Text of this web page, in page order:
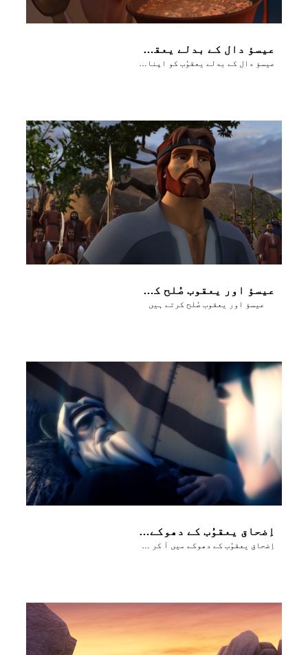
عیسؤ دال کے بدلے یعقوُب کو اپنا پیلوٹھے کا حق بیچ دیتا ہے
عیسؤ دال کے بدلے یعقوُب کو اپنا پیلوٹھے کا حق بیچ دیتا ہے
عیسؤ اور یعقوب صُلح کرتے ہیں
عیسؤ اور یعقوب صُلح کرتے ہیں
اِضحاق یعقوُب کے دھوکے میں آ کر اُسے بَرکت دے دیتا ہے
اِضحاق یعقوُب کے دھوکے میں آ کر اُسے بَرکت دے دیتا ہے